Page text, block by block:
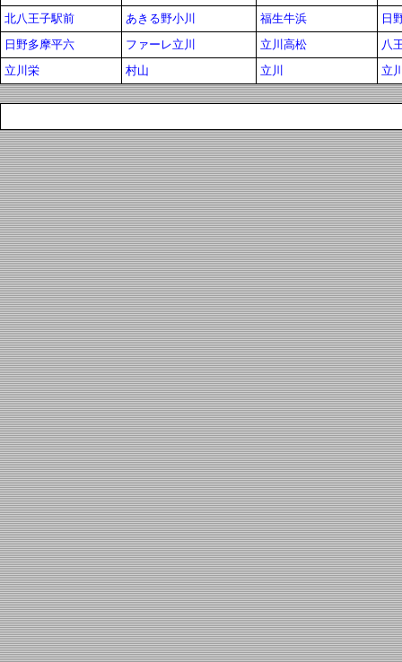
北八王子駅前
あきる野小川 福生牛浜
日
日野多摩平六
ファーレ立川 立川高松
八
立川栄
村山 立川 立